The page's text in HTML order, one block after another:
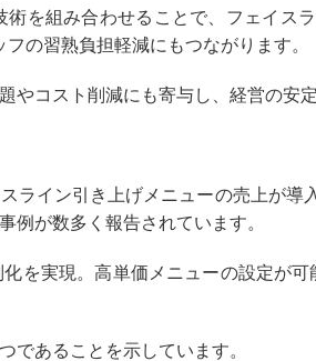
を組み合わせることで、フェイス
の習熟負担軽減にもつながります。
コスト削減にも寄与し、経営の安
イン引き上げメニューの売上が導
例が数多く報告されています。
を実現。高単価メニューの設定が
であることを示しています。